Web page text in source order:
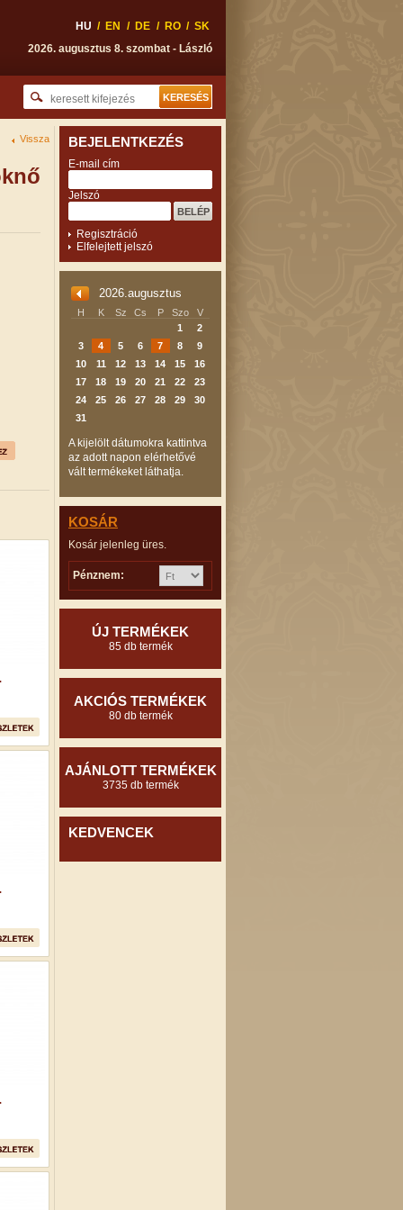
HU / EN / DE / RO / SK
2026. augusztus 8. szombat - László
Vissza BEJELENTKEZÉS
E-mail cím
Jelszó
Regisztráció
Elfelejtett jelszó
2026.augusztus
H K Sz Cs P Szo
V
1
2
3
4 5 6 7 8
9
10
11 12 13 14 15
16
17
18 19 20 21 22
23
24
25 26 27 28 29
30
31
A kijelölt dátumokra kattintva
az adott napon elérhetővé
vált termékeket láthatja.
KOSÁR
Kosár jelenleg üres.
Pénznem:
ÚJ TERMÉKEK
85 db termék
AKCIÓS TERMÉKEK
80 db termék
AJÁNLOTT TERMÉKEK
3735 db termék
KEDVENCEK